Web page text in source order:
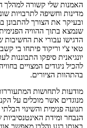
האמנות שלי קשורה למהלך
מדינות וחשיפה לתרבויות
ובעיקר את הצורך
שנמצא בתוך ההוויה
הדגישו עבורי את החשיבות
טאי צ'י וריקוד פיתחו בי קשב
יונגיאנית סיפקו התבוננות
להכיל ניגודים המצויים
בהתהוות הציורים.
מודעות לתחושות
מנוגדים אשר מוכלים על
תנועה פנימית והשינוי
הנבחר ומידת